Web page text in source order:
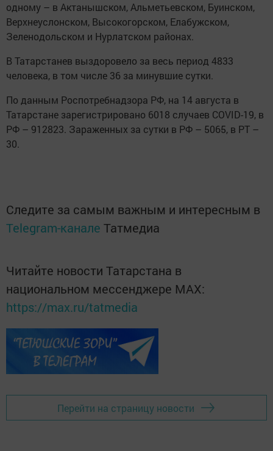
одному – в Актанышском, Альметьевском, Буинском,
Верхнеуслонском, Высокогорском, Елабужском,
Зеленодольском и Нурлатском районах.
В Татарстанев выздоровело за весь период 4833
человека, в том числе 36 за минувшие сутки.
По данным Роспотребнадзора РФ, на 14 августа в
Татарстане зарегистрировано 6018 случаев COVID-19, в
РФ – 912823. Зараженных за сутки в РФ – 5065, в РТ –
30.
Следите за самым важным и интересным в
Telegram-канале Татмедиа
Читайте новости Татарстана в
национальном мессенджере MАХ:
https://max.ru/tatmedia
Перейти на страницу новости